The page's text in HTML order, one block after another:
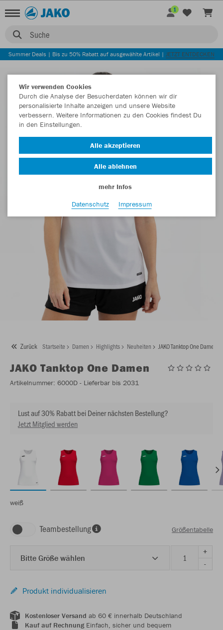
Suche
1
Summer Deals | Bis zu 50% Rabatt auf ausgewählte Artikel | JETZT ENTDECKEN
Zurück Startseite Damen Highlights Neuheiten JAKO Tanktop One Damen
JAKO Tanktop One Damen
Artikelnummer: 6000D - Lieferbar bis 2031
Lust auf 30% Rabatt bei Deiner nächsten Bestellung?
Jetzt Mitglied werden
weiß
Teambestellung Größentabelle
Bitte Größe wählen
+
-
Produkt individualisieren
Kostenloser Versand ab 60 € innerhalb Deutschland
Kauf auf RechnungEinfach, sicher und bequem
Wir verwenden Cookies
Durch die Analyse der Besucherdaten können wir dir
personalisierte Inhalte anzeigen und unsere Website
verbessern. Weitere Informationen zu den Cookies findest Du
in den Einstellungen.
Alle akzeptieren
Alle ablehnen
mehr Infos
Datenschutz
Impressum